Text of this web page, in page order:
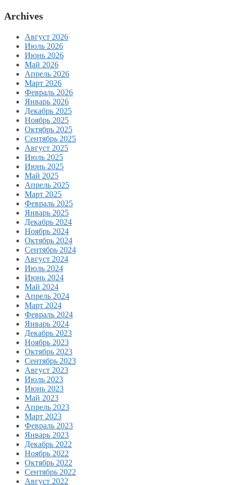
Archives
Август 2026
Июль 2026
Июнь 2026
Май 2026
Апрель 2026
Март 2026
Февраль 2026
Январь 2026
Декабрь 2025
Ноябрь 2025
Октябрь 2025
Сентябрь 2025
Август 2025
Июль 2025
Июнь 2025
Май 2025
Апрель 2025
Март 2025
Февраль 2025
Январь 2025
Декабрь 2024
Ноябрь 2024
Октябрь 2024
Сентябрь 2024
Август 2024
Июль 2024
Июнь 2024
Май 2024
Апрель 2024
Март 2024
Февраль 2024
Январь 2024
Декабрь 2023
Ноябрь 2023
Октябрь 2023
Сентябрь 2023
Август 2023
Июль 2023
Июнь 2023
Май 2023
Апрель 2023
Март 2023
Февраль 2023
Январь 2023
Декабрь 2022
Ноябрь 2022
Октябрь 2022
Сентябрь 2022
Август 2022